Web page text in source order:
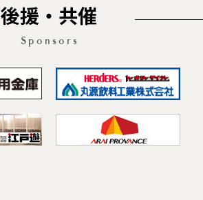
後援・共催
Sponsors